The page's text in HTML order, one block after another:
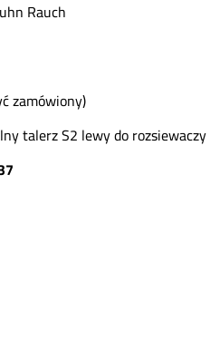
zamówiony)
talerz S2 lewy do